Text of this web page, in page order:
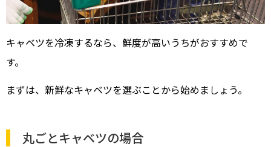
キャベツを冷凍するなら、鮮度が高いうちがおすすめで
す。
まずは、新鮮なキャベツを選ぶことから始めましょう。
丸ごとキャベツの場合